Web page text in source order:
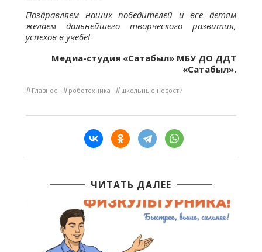
Поздравляем наших победителей и все детям
желаем дальнейшего творческого развития,
успехов в учебе!
Медиа-студия «Сатабыл» МБУ ДО ДДТ
«Сатабыл».
#Главное #роботехника #школьные новости
ЧИТАТЬ ДАЛЕЕ